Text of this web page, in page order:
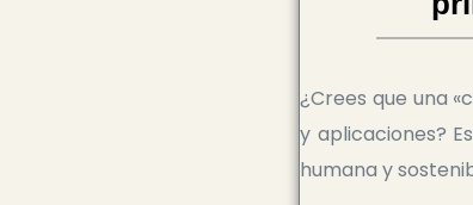
¿Crees que una
y aplicaciones?
humana y